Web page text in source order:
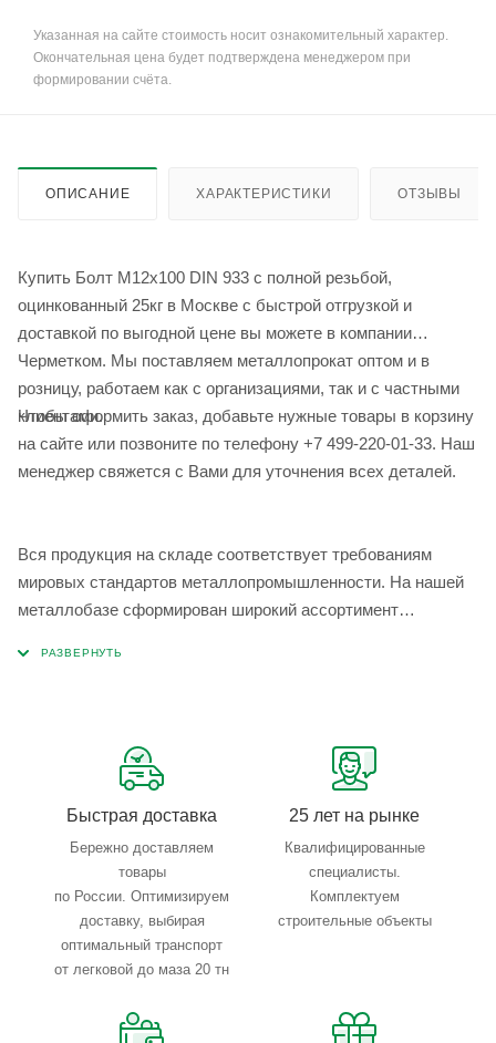
Указанная на сайте стоимость носит ознакомительный характер.
Окончательная цена будет подтверждена менеджером при
формировании счёта.
ОПИСАНИЕ ХАРАКТЕРИСТИКИ ОТЗЫВЫ
Купить Болт М12x100 DIN 933 с полной резьбой,
оцинкованный 25кг в Москве с быстрой отгрузкой и
доставкой по выгодной цене вы можете в компании
Черметком. Мы поставляем металлопрокат оптом и в
розницу, работаем как с организациями, так и с частными
клиентами.
Чтобы оформить заказ, добавьте нужные товары в корзину
на сайте или позвоните по телефону +7 499-220-01-33. Наш
менеджер свяжется с Вами для уточнения всех деталей.
Вся продукция на складе соответствует требованиям
мировых стандартов металлопромышленности. На нашей
металлобазе сформирован широкий ассортимент
Быстрая доставка
Бережно доставляем
товары
по России. Оптимизируем
доставку, выбирая
оптимальный транспорт
от легковой до маза 20 тн
25 лет на рынке
Квалифицированные
специалисты.
Комплектуем
строительные объекты